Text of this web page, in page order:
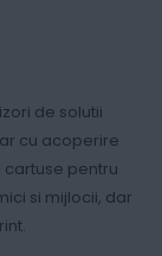
de solutii
cu acoperire
pentru
si mijlocii, dar